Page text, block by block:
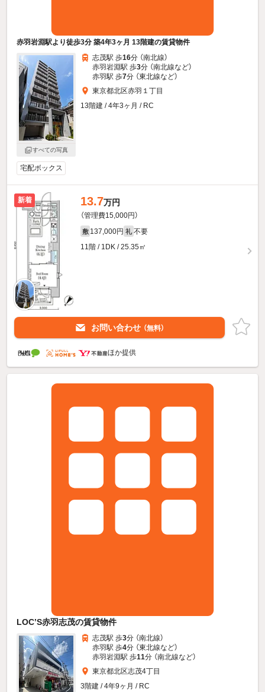
赤羽岩淵駅より徒歩3分 築4年3ヶ月 13階建の賃貸物件
すべての写真
志茂駅 歩16分 （南北線）
赤羽岩淵駅 歩3分 （南北線など）
赤羽駅 歩7分 （東北線など）
東京都北区赤羽１丁目
13階建 / 4年3ヶ月 / RC
宅配ボックス
新着 13.7万円
（管理費15,000円）
敷 137,000円 礼 不要
11階 / 1DK / 25.35㎡
お問い合わせ （無料）
ほか提供
LOC’S赤羽志茂の賃貸物件
志茂駅 歩3分 （南北線）
赤羽駅 歩4分 （東北線など）
赤羽岩淵駅 歩11分 （南北線など）
東京都北区志茂4丁目
3階建 / 4年9ヶ月 / RC